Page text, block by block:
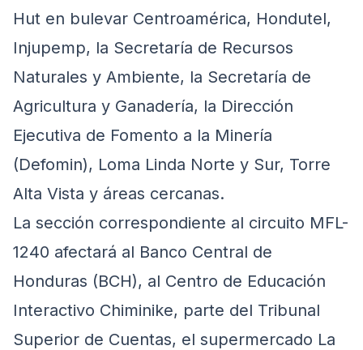
Hut en bulevar Centroamérica, Hondutel,
Injupemp, la Secretaría de Recursos
Naturales y Ambiente, la Secretaría de
Agricultura y Ganadería, la Dirección
Ejecutiva de Fomento a la Minería
(Defomin), Loma Linda Norte y Sur, Torre
Alta Vista y áreas cercanas.
La sección correspondiente al circuito MFL-
1240 afectará al Banco Central de
Honduras (BCH), al Centro de Educación
Interactivo Chiminike, parte del Tribunal
Superior de Cuentas, el supermercado La